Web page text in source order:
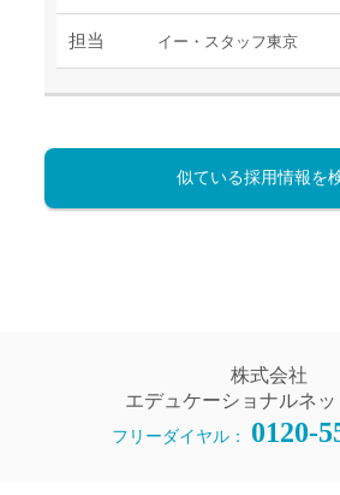
担当 イー・スタッフ東京
似ている採用情報を
株式会社
エデュケーショナルネッ
フリーダイヤル： 0120-